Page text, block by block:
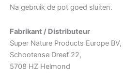
Na gebruik de pot goed sluiten.
Fabrikant / Distributeur
Super Nature Products Europe BV,
Schootense Dreef 22,
5708 HZ Helmond